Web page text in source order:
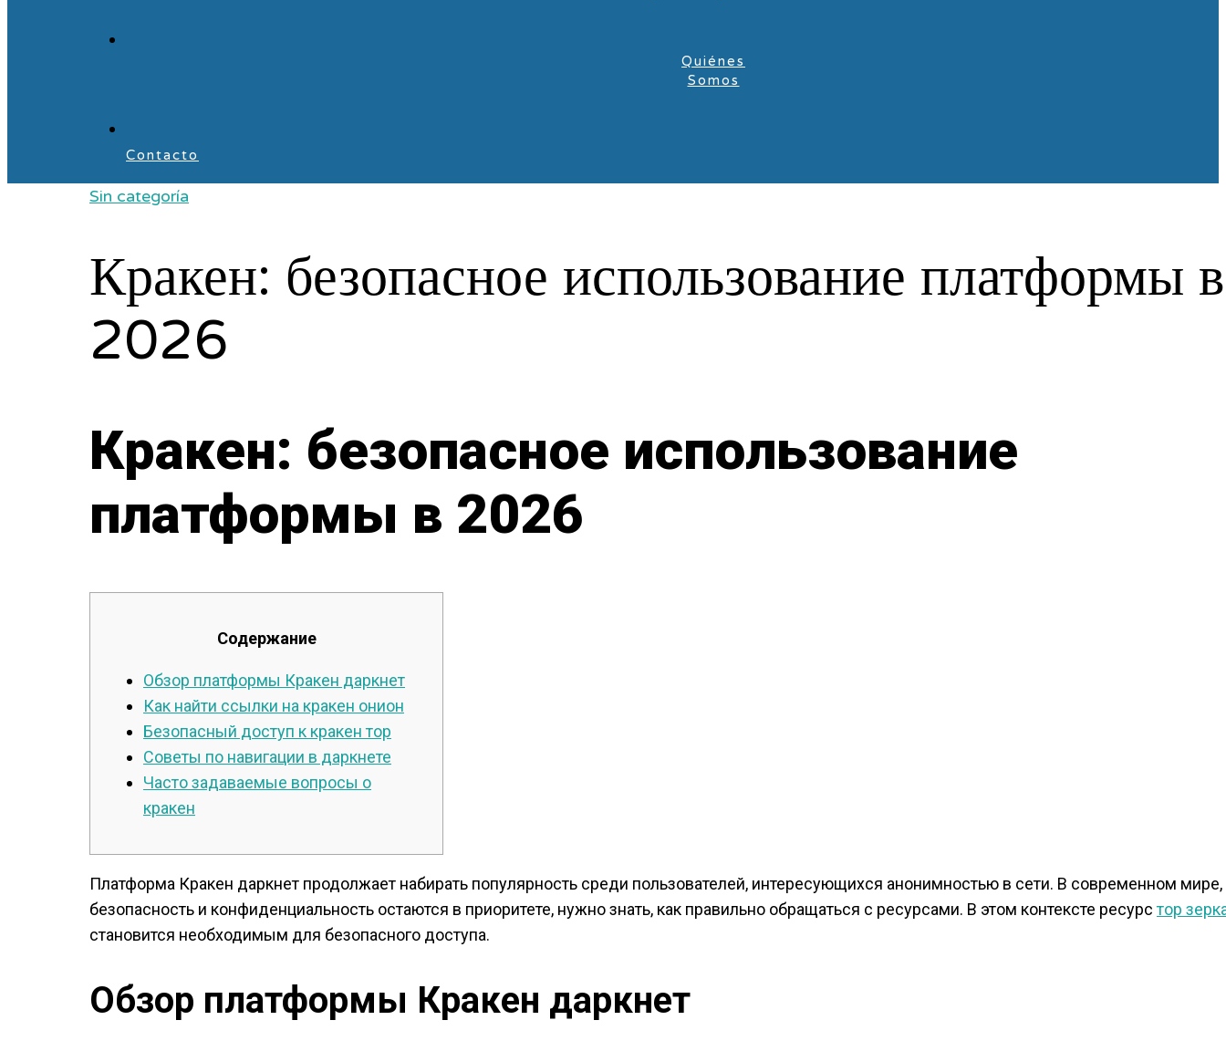
Quiénes
Somos
Contacto
Sin categoría
Кракен: безопасное использование платформы в
2026
Кракен: безопасное использование
платформы в 2026
Содержание
Обзор платформы Кракен даркнет
Как найти ссылки на кракен онион
Безопасный доступ к кракен тор
Советы по навигации в даркнете
Часто задаваемые вопросы о
кракен
Платформа Кракен даркнет продолжает набирать популярность среди пользователей, интересующихся анонимностью в сети. В современном мире,
безопасность и конфиденциальность остаются в приоритете, нужно знать, как правильно обращаться с ресурсами. В этом контексте ресурстор
становится необходимым для безопасного доступа.
Обзор платформы Кракен даркнет